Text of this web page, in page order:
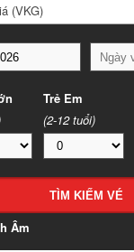
(VKG)
Trẻ Em
(2-12 tuổi)
Âm